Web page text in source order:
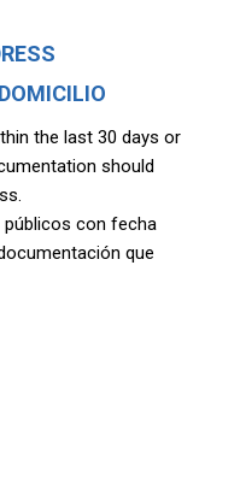
the last 30 days or
should
con fecha
que